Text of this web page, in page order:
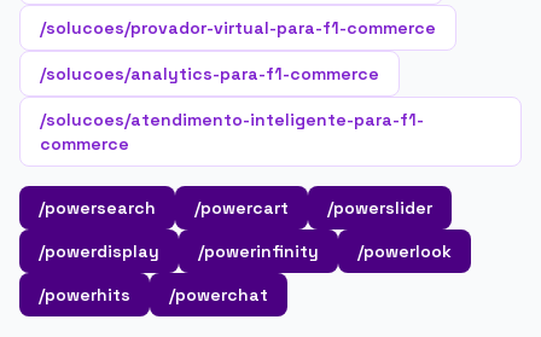
/solucoes/provador-virtual-para-f1-commerce
/solucoes/analytics-para-f1-commerce
/solucoes/atendimento-inteligente-para-f1-
commerce
/powersearch /powercart
/powerslider
/powerdisplay
/powerinfinity
/powerlook
/powerhits
/powerchat